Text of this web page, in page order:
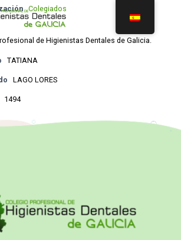
Colegiados
de Higienistas Dentales de Galicia.
TATIANA
LAGO LORES
1494